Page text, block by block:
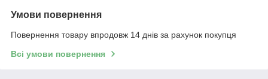
Умови повернення
Повернення товару впродовж 14 днів за рахунок покупця
Всі умови повернення